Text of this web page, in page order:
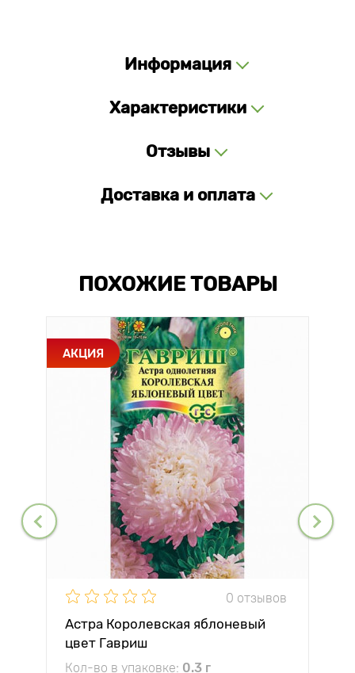
Информация
Характеристики
Отзывы
Доставка и оплата
ПОХОЖИЕ ТОВАРЫ
АКЦИЯ
0 отзывов
Астра Королевская яблоневый
цвет Гавриш
Кол-во в упаковке: 0.3 г